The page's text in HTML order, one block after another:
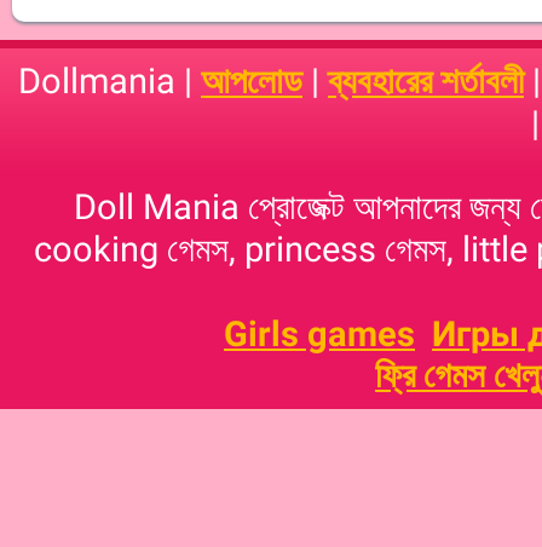
Dollmania | আপলোড|ব্যবহারের শর্তাবলী
Doll Mania প্রোজেক্ট আপনাদের
cooking গেমস, princess গেমস, little
Girls games Игры
ফ্রি গেমস